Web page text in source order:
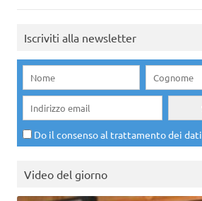
Iscriviti alla newsletter
Do il consenso al trattamento dei dati
Video del giorno